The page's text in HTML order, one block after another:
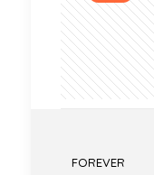
FOREVER